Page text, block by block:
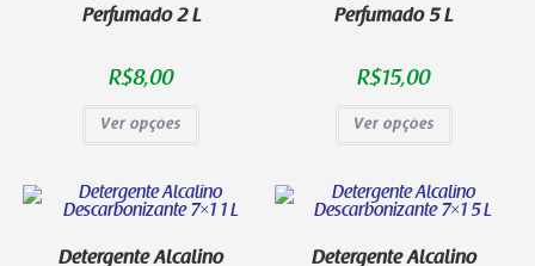
Perfumado 2 L
R$8,00
Ver opções
Perfumado 5 L
R$15,00
Ver opções
Detergente Alcalino
Detergente Alcalino